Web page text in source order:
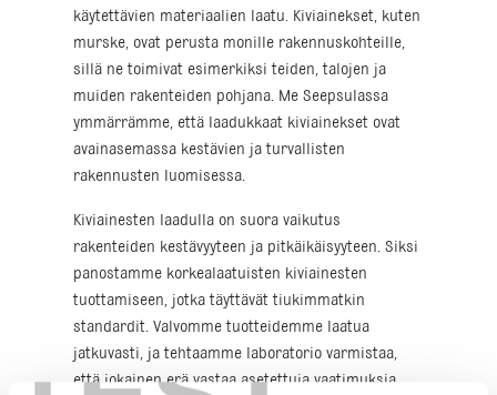
käytettävien materiaalien laatu. Kiviainekset, kuten
murske, ovat perusta monille rakennuskohteille,
sillä ne toimivat esimerkiksi teiden, talojen ja
muiden rakenteiden pohjana. Me Seepsulassa
ymmärrämme, että laadukkaat kiviainekset ovat
avainasemassa kestävien ja turvallisten
rakennusten luomisessa.
Kiviainesten laadulla on suora vaikutus
rakenteiden kestävyyteen ja pitkäikäisyyteen. Siksi
panostamme korkealaatuisten kiviainesten
tuottamiseen, jotka täyttävät tiukimmatkin
standardit. Valvomme tuotteidemme laatua
jatkuvasti, ja tehtaamme laboratorio varmistaa,
että jokainen erä vastaa asetettuja vaatimuksia.